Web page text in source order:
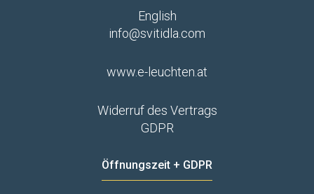
English
info@svitidla.com
www.e-leuchten.at
Widerruf des Vertrags
GDPR
Öffnungszeit + GDPR